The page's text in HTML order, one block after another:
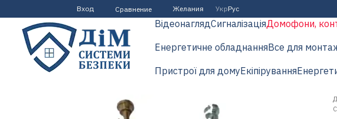
Перейти к основному контенту
Вход Сравнение Желания УкрРус
ВідеонаглядСигналізаціяДомофони,
Енергетичне обладнанняВсе для
Пристрої для домуЕкіпірування